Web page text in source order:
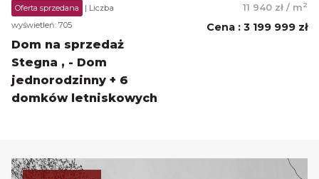
Oferta sprzedana
| Liczba
wyświetleń: 705
Dom na sprzedaż
Stegna , - Dom
jednorodzinny + 6
domków letniskowych
11 940 zł / m2
Cena : 3 199 999 zł